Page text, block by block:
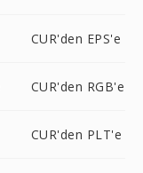
CUR'den EPS'e
CUR'den RGB'e
CUR'den PLT'e